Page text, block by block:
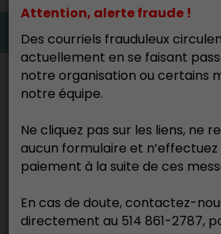
Attention, alerte fraude !
Des courriels frauduleux
actuellement en se faisant
notre organisation ou certains
notre équipe.
Ne cliquez pas sur les liens, ne
aucun formulaire et n’effectuez
paiement à la suite de ces
En cas de doute, contactez-
directement au 514 861-2787,
Accueil>
Cette page n’existe pas.